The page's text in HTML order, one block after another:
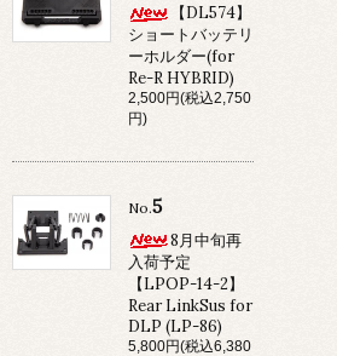
【DL574】
ショートバッテリ
ーホルダー(for
Re-R HYBRID)
2,500円(税込2,750
円)
No.5
8月中旬再
入荷予定
【LPOP-14-2】
Rear LinkSus for
DLP (LP-86)
5,800円(税込6,380